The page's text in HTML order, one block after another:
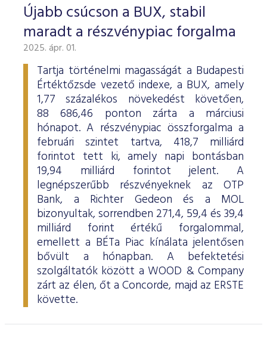
Újabb csúcson a BUX, stabil
maradt a részvénypiac forgalma
2025. ápr. 01.
Tartja történelmi magasságát a Budapesti
Értéktőzsde vezető indexe, a BUX, amely
1,77 százalékos növekedést követően,
88 686,46 ponton zárta a márciusi
hónapot. A részvénypiac összforgalma a
februári szintet tartva, 418,7 milliárd
forintot tett ki, amely napi bontásban
19,94 milliárd forintot jelent. A
legnépszerűbb részvényeknek az OTP
Bank, a Richter Gedeon és a MOL
bizonyultak, sorrendben 271,4, 59,4 és 39,4
milliárd forint értékű forgalommal,
emellett a BÉTa Piac kínálata jelentősen
bővült a hónapban. A befektetési
szolgáltatók között a WOOD & Company
zárt az élen, őt a Concorde, majd az ERSTE
követte.